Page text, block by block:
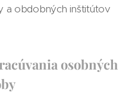
a obdobných inštitútov
osobných